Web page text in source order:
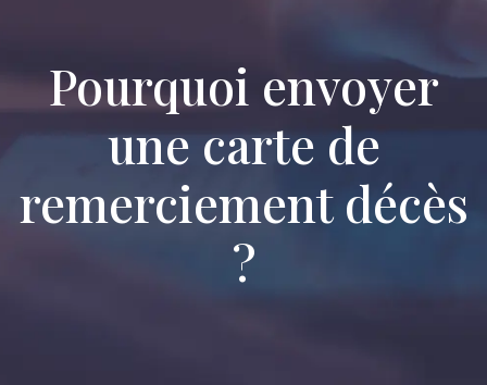
Pourquoi envoyer
une carte de
remerciement décès
?